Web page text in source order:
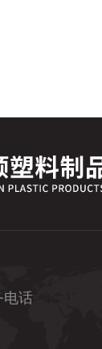
电话